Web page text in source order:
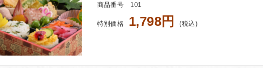
商品番号 101
特別価格 1,798円 (税込)